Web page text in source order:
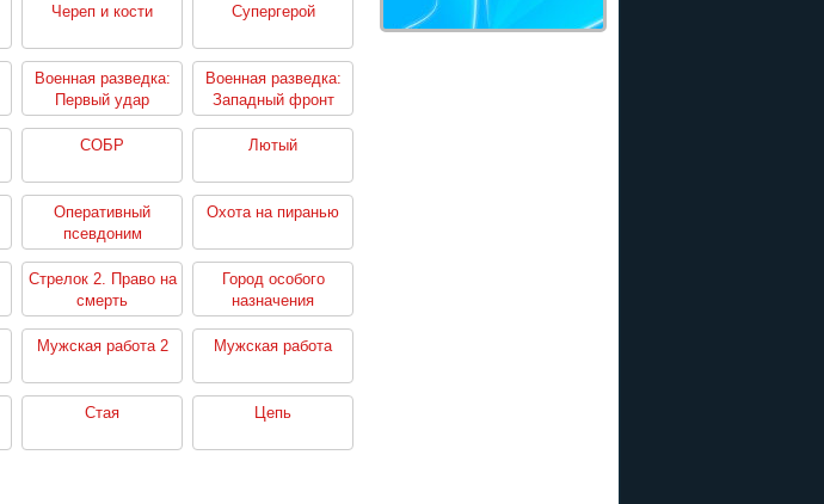
Череп и кости Супергерой
Военная разведка:
Первый удар
Военная разведка:
Западный фронт
СОБР Лютый
Оперативный
псевдоним
Охота на пиранью
Стрелок 2. Право на
смерть
Город особого
назначения
Мужская работа 2 Мужская работа
Стая Цепь